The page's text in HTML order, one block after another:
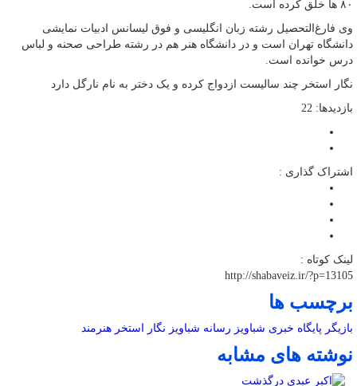
۸۰ ها خلق کرده است.
وی فارغ‌التحصیل رشته زبان انگلیسی و فوق‌ لیسانس ادبیات نمایشی
دانشگاه تهران است و در دانشگاه هنر هم در رشته طراحی صحنه و لباس
درس خوانده است.
نگار استخر چند سالیست ازدواج کرده و یک دختر به نام نارگل دارد
بازدیدها: 22
اشتراک گذاری :
لینک کوتاه :
http://shabaveiz.ir/?p=13105
برچسب ها
بازیگر پایگاه خبری شباویز رسانه شباویز نگار استخر هنرمند
نوشته های مشابه